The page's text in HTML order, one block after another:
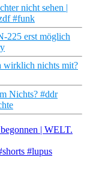
nicht sehen |
#funk
225 erst möglich
wirklich nichts mit?
Nichts? #ddr
| WELT.
#lupus